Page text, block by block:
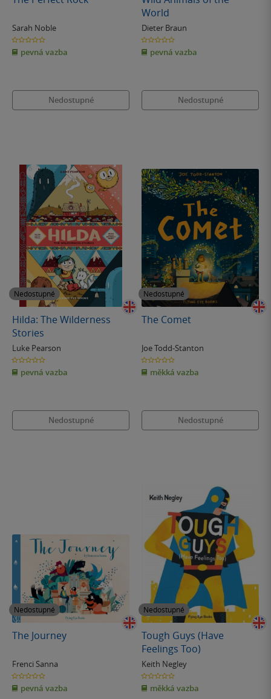
Sarah Noble
0.0
z
5
hvězdiček
pevná vazba
Nedostupné
World
Dieter Braun
0.0
z
5
hvězdiček
pevná vazba
Nedostupné
Nedostupné
Hilda: The Wilderness
Stories
Luke Pearson
0.0
z
5
hvězdiček
pevná vazba
Nedostupné
Nedostupné
The Comet
Joe Todd-Stanton
0.0
z
5
hvězdiček
měkká vazba
Nedostupné
Nedostupné
The Journey
Frenci Sanna
0.0
z
5
hvězdiček
pevná vazba
Nedostupné
Tough Guys (Have
Feelings Too)
Keith Negley
0.0
z
5
hvězdiček
měkká vazba